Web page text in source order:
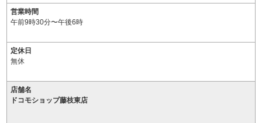
営業時間
午前9時30分〜午後6時
定休日
無休
店舗名
ドコモショップ藤枝東店